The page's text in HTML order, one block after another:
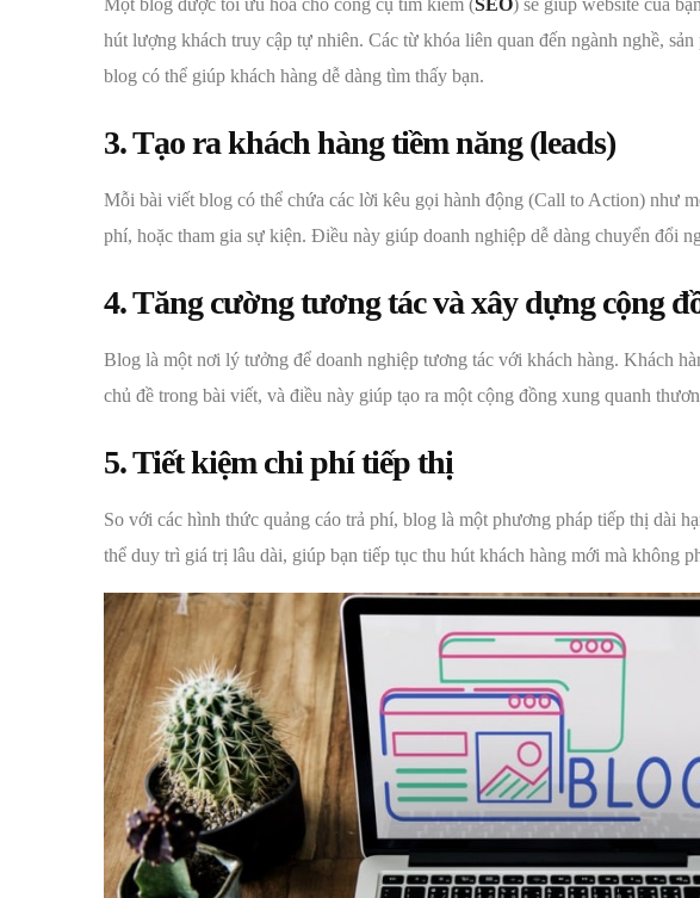
Một blog được tối ưu hóa cho công cụ tìm kiếm (SEO) sẽ giúp website của
hút lượng khách truy cập tự nhiên. Các từ khóa liên quan đến ngành nghề,
blog có thể giúp khách hàng dễ dàng tìm thấy bạn.
3. Tạo ra khách hàng tiềm năng (leads)
Mỗi bài viết blog có thể chứa các lời kêu gọi hành động (Call to Action) như
phí, hoặc tham gia sự kiện. Điều này giúp doanh nghiệp dễ dàng chuyển đổi
4. Tăng cường tương tác và xây dựng cộng
Blog là một nơi lý tưởng để doanh nghiệp tương tác với khách hàng. Khách
chủ đề trong bài viết, và điều này giúp tạo ra một cộng đồng xung quanh
5. Tiết kiệm chi phí tiếp thị
So với các hình thức quảng cáo trả phí, blog là một phương pháp tiếp thị dài
thể duy trì giá trị lâu dài, giúp bạn tiếp tục thu hút khách hàng mới mà không